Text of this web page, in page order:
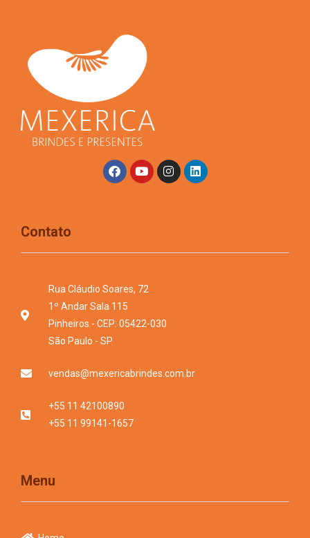
Contato
Rua Cláudio Soares, 72
1º Andar Sala 115
Pinheiros - CEP: 05422-030
São Paulo - SP
vendas@mexericabrindes.com.br
+55 11 42100890
+55 11 99141-1657
Menu